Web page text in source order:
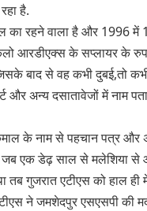
है.
का रहने वाला है और 1996 में
आरडीएक्स के सप्लायर के
बाद से वह कभी दुबई,तो
और अन्य दसातावेजों में नाम
के नाम से पहचान पत्र और
जब एक डेढ़ साल से मलेशिया
तब गुजरात एटीएस को हाल ही
ने जमशेदपुर एसएसपी की